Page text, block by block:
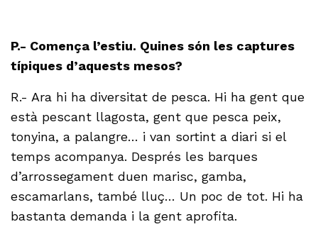
P.- Comença l’estiu. Quines són les captures
típiques d’aquests mesos?
R.- Ara hi ha diversitat de pesca. Hi ha gent que
està pescant llagosta, gent que pesca peix,
tonyina, a palangre… i van sortint a diari si el
temps acompanya. Després les barques
d’arrossegament duen marisc, gamba,
escamarlans, també lluç… Un poc de tot. Hi ha
bastanta demanda i la gent aprofita.